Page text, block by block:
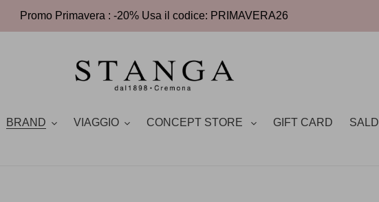
Promo Primavera : -20% Usa il codice: PRIMAVERA26
BRAND VIAGGIO CONCEPT STORE GIFT CARD SALDI